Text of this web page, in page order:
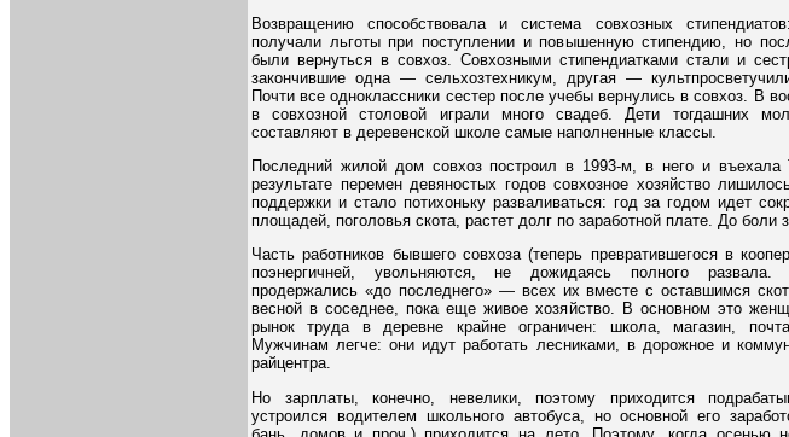
Возвращению способствовала и система совхозных
получали льготы при поступлении и повышенную стипендию, но
были вернуться в совхоз. Совхозными стипендиатками стали и
закончившие одна — сельхозтехникум, другая —
Почти все одноклассники сестер после учебы вернулись в совхоз. В
в совхозной столовой играли много свадеб. Дети тогдашних
составляют в деревенской школе самые наполненные классы.
Последний жилой дом совхоз построил в 1993-м, в него и
результате перемен девяностых годов совхозное хозяйство
поддержки и стало потихоньку разваливаться: год за годом идет
площадей, поголовья скота, растет долг по заработной плате. До боли
Часть работников бывшего совхоза (теперь превратившегося в
поэнергичней, увольняются, не дожидаясь полного развала.
продержались «до последнего» — всех их вместе с оставшимся
весной в соседнее, пока еще живое хозяйство. В основном это
рынок труда в деревне крайне ограничен: школа, магазин,
Мужчинам легче: они идут работать лесниками, в дорожное и
райцентра.
Но зарплаты, конечно, невелики, поэтому приходится
устроился водителем школьного автобуса, но основной его